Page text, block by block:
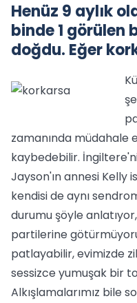
Henüz 9 aylık
binde 1 görülen
doğdu. Eğer
zamanında müdahale
kaybedebilir.
Jayson'ın annesi Kelly
kendisi de aynı
durumu şöyle
partilerine
patlayabilir, evimizde
sessizce yumuşak bir
Alkışlamalarımız bile